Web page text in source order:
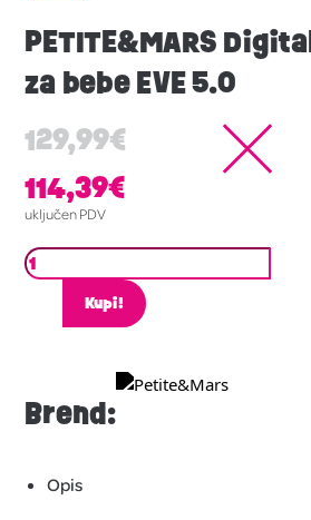
PETITE&MARS
za bebe EVE 5.0
129,99€
114,39€
uključen PDV
Kupi!
Brend:
Opis